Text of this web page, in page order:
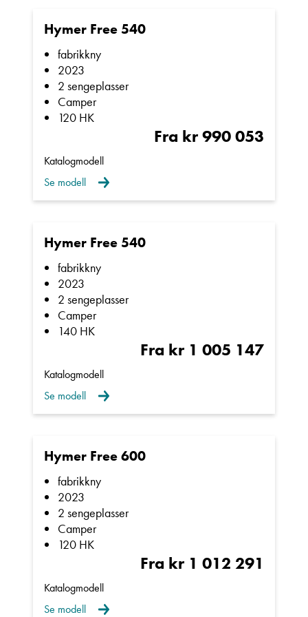
Hymer Free 540
fabrikkny
2023
2 sengeplasser
Camper
120 HK
Fra kr 990 053
Katalogmodell
Se modell
Hymer Free 540
fabrikkny
2023
2 sengeplasser
Camper
140 HK
Fra kr 1 005 147
Katalogmodell
Se modell
Hymer Free 600
fabrikkny
2023
2 sengeplasser
Camper
120 HK
Fra kr 1 012 291
Katalogmodell
Se modell